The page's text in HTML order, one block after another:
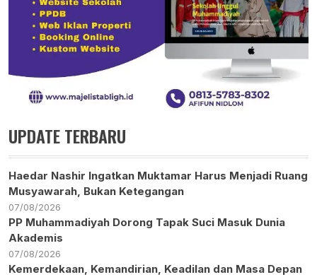
UPDATE TERBARU
Haedar Nashir Ingatkan Muktamar Harus Menjadi Ruang
Musyawarah, Bukan Ketegangan
07/08/2026
PP Muhammadiyah Dorong Tapak Suci Masuk Dunia
Akademis
07/08/2026
Kemerdekaan, Kemandirian, Keadilan dan Masa Depan